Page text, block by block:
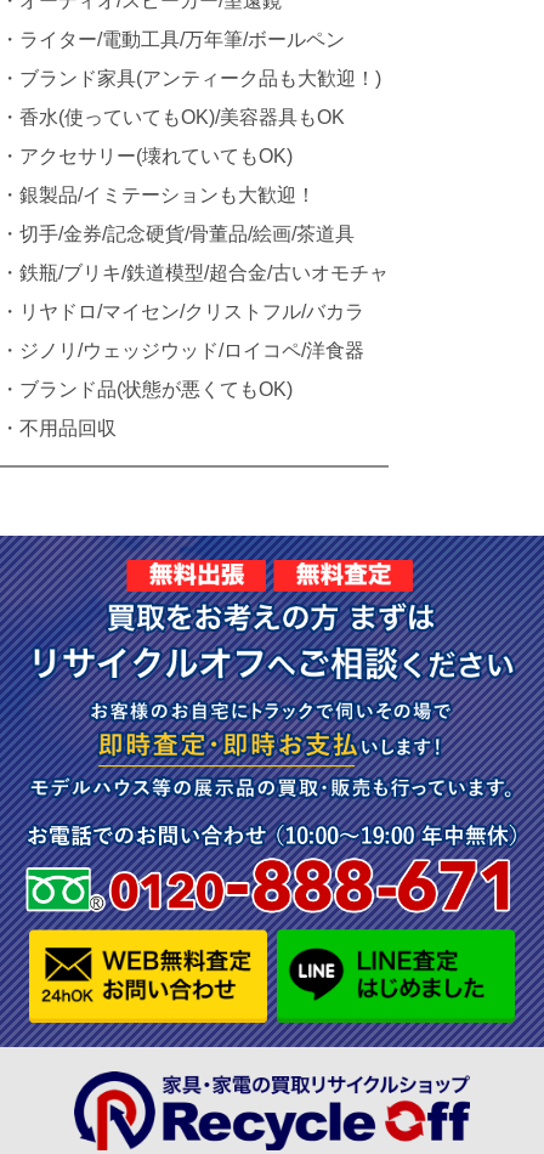
・ライター/電動工具/万年筆/ボールペン
・ブランド家具(アンティーク品も大歓迎！)
・香水(使っていてもOK)/美容器具もOK
・アクセサリー(壊れていてもOK)
・銀製品/イミテーションも大歓迎！
・切手/金券/記念硬貨/骨董品/絵画/茶道具
・鉄瓶/ブリキ/鉄道模型/超合金/古いオモチャ
・リヤドロ/マイセン/クリストフル/バカラ
・ジノリ/ウェッジウッド/ロイコペ/洋食器
・ブランド品(状態が悪くてもOK)
・不用品回収
━━━━━━━━━━━━━━━━━━━━